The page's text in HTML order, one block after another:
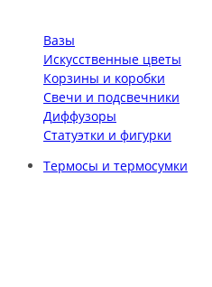
Вазы
Искусственные цветы
Корзины и коробки
Свечи и подсвечники
Диффузоры
Статуэтки и фигурки
Термосы и термосумки